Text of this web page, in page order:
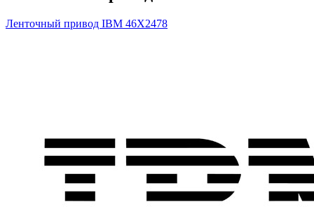
Ленточный привод IBM 46X2478